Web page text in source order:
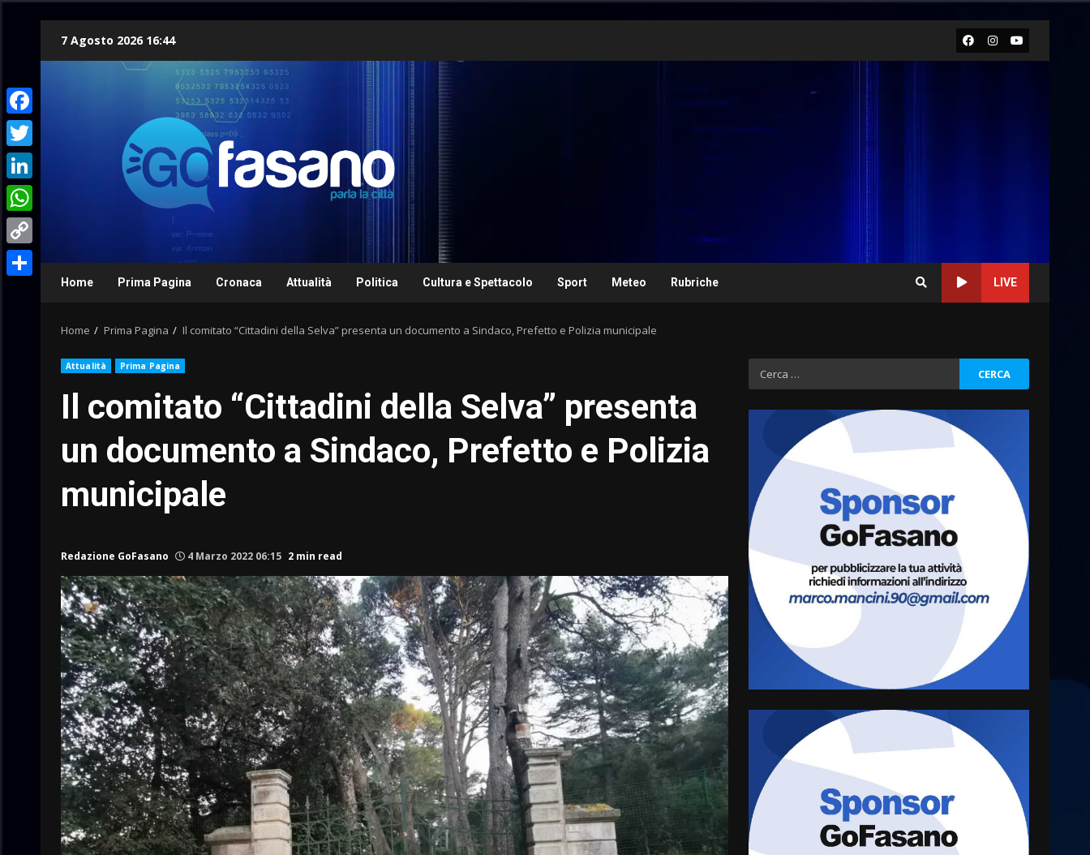
7 Agosto 2026 16:44 Facebook
Instagram
Youtube
Home Prima Pagina Cronaca Attualità Politica Cultura e Spettacolo Sport Meteo Rubriche LIVE
Home Prima Pagina Il comitato “Cittadini della Selva” presenta un documento a Sindaco, Prefetto e Polizia municipale
Attualità Prima Pagina
Il comitato “Cittadini della Selva” presenta
un documento a Sindaco, Prefetto e Polizia
municipale
Redazione GoFasano 4 Marzo 2022 06:15 2 min read
Ricerca
per:
Fasanese ferito a colpi di
arma da fuoco
6 Agosto 2026 18:13
4
Carta d’identità: continua il
piano di aperture
straordinarie del Comune di
Fasano
6 Agosto 2026 14:16
5
Grazia Neglia, coordinatrice
cittadina di Fratelli d’Italia,
pronta a tornare in Consiglio
6 Agosto 2026 08:00
Cura dei beni comuni e
cittadinanza attiva: online
l’avviso per la gestione
condivisa della Villetta di
Laureto
6 Agosto 2026 06:20
Facebook
Twitter
LinkedIn
WhatsApp
Copy